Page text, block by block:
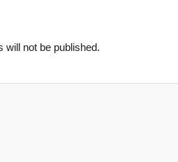
will not be published.